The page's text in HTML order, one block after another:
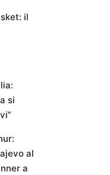
il
si
al
a